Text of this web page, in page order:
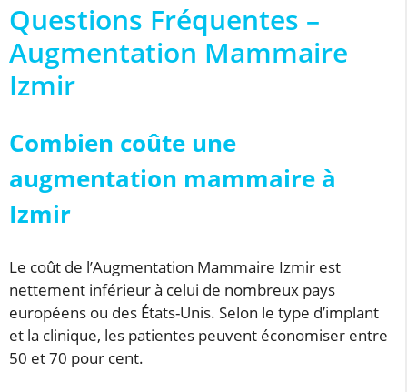
Questions Fréquentes –
Augmentation Mammaire
Izmir
Combien coûte une
augmentation mammaire à
Izmir
Le coût de l’Augmentation Mammaire Izmir est
nettement inférieur à celui de nombreux pays
européens ou des États-Unis. Selon le type d’implant
et la clinique, les patientes peuvent économiser entre
50 et 70 pour cent.